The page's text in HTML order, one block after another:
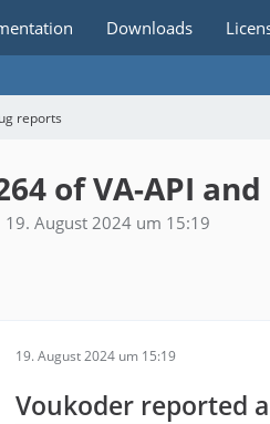
Downloads
reports
of VA-API
19. August 2024 um 15:19
19. August 2024 um 15:19
Voukoder reported